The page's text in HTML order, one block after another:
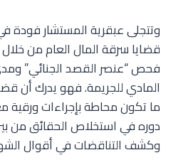
وتتجلى عبقرية المستشار فودة
قضايا سرقة المال العام من خلال
فحص “عنصر القصد الجنائي”
المادي للجريمة. فهو يدرك أن
ما تكون محاطة بإجراءات ورقية
دوره في استخلاص الحقائق من
وكشف التناقضات في أقوال